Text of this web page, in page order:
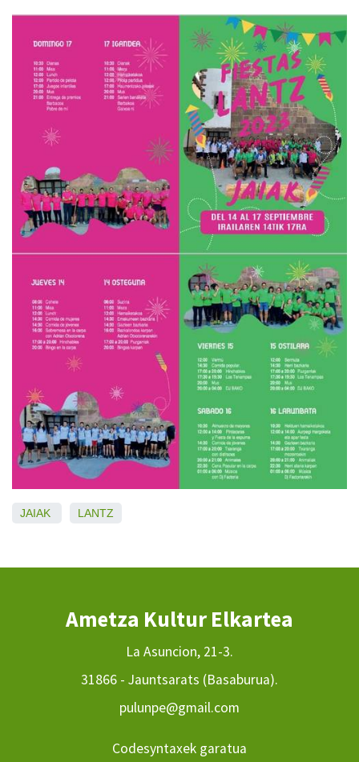
JAIAK LANTZ
Ametza Kultur Elkartea
La Asuncion, 21-3.
31866 - Jauntsarats (Basaburua).
pulunpe@gmail.com
Codesyntaxek garatua